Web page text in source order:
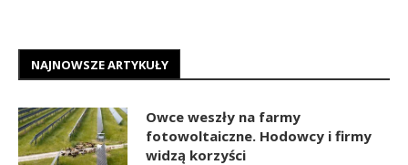
NAJNOWSZE ARTYKUŁY
Owce weszły na farmy
fotowoltaiczne. Hodowcy i firmy
widzą korzyści